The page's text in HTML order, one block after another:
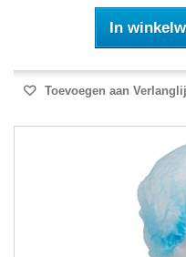
In
Toevoegen aan